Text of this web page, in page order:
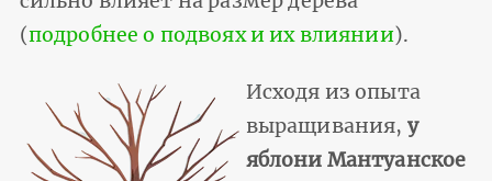
(подробнее о подвоях и их влиянии).
Исходя из опыта
выращивания, у
яблони Мантуанское